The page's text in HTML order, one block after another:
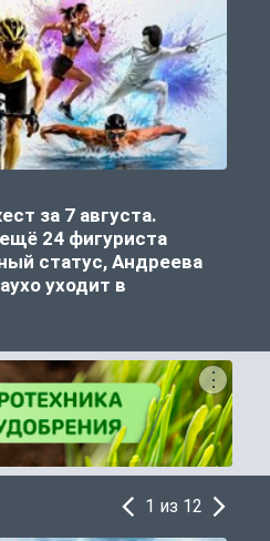
за 7 августа.
24 фигуриста
статус, Андреева
уходит в
1 из 12